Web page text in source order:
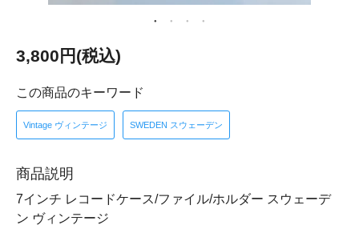
3,800円(税込)
この商品のキーワード
Vintage ヴィンテージ SWEDEN スウェーデン
商品説明
7インチ レコードケース/ファイル/ホルダー スウェーデ
ン ヴィンテージ